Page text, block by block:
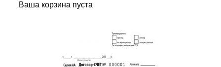
Ваша корзина пуста